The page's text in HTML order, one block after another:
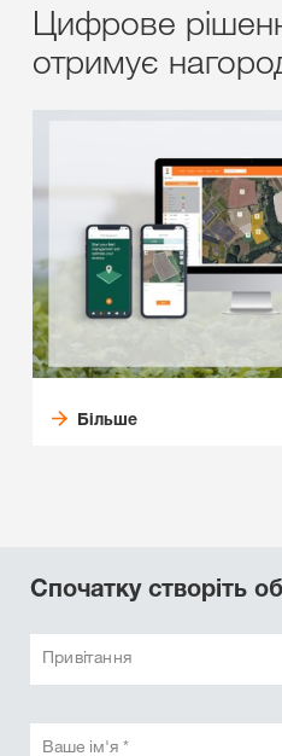
Цифрове
отримує
Більше
Спочатку створіть
Привітання
Ваше ім'я *